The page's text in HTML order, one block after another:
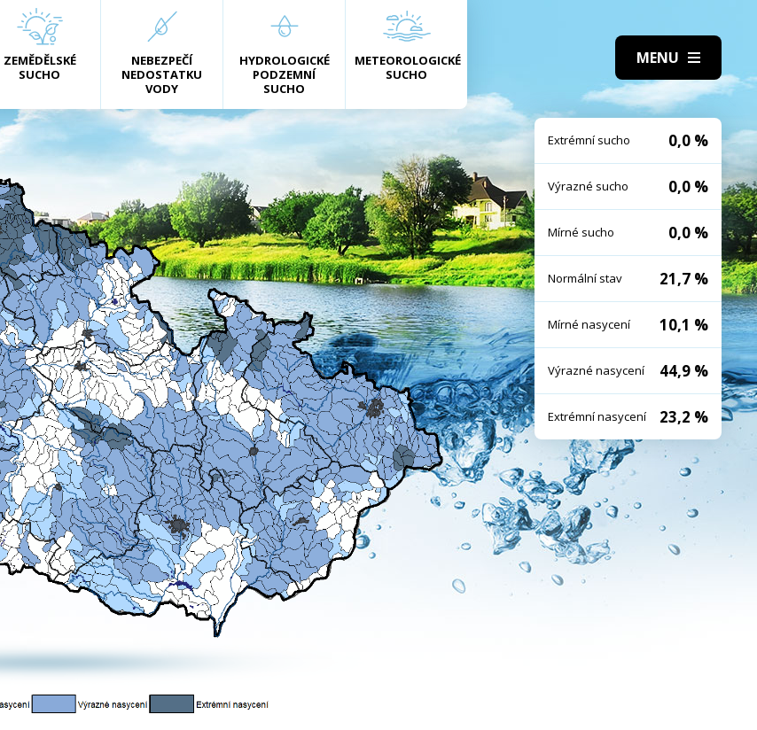
ZEMĚDĚLSKÉ
SUCHO
NEBEZPEČÍ
NEDOSTATKU
VODY
HYDROLOGICKÉ
PODZEMNÍ
SUCHO
METEOROLOGICKÉ
SUCHO
Extrémní sucho 0,0 %
Výrazné sucho 0,0 %
Mírné sucho 0,0 %
Normální stav 21,7 %
Mírné nasycení 10,1 %
Výrazné nasycení 44,9 %
Extrémní nasycení 23,2 %